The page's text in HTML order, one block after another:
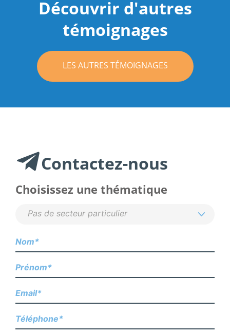
Découvrir d'autres
témoignages
LES AUTRES TÉMOIGNAGES
Contactez-nous
Choisissez une thématique